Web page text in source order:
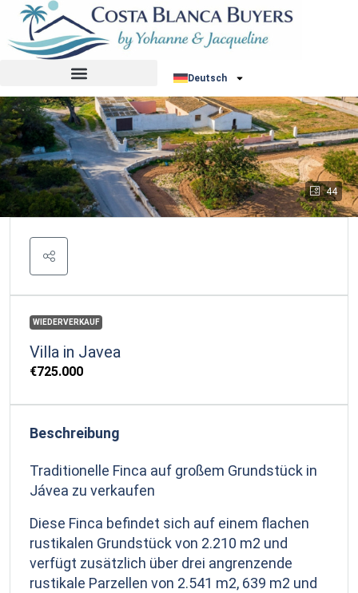
Deutsch
44
WIEDERVERKAUF
Villa in Javea
€725.000
Beschreibung
Traditionelle Finca auf großem Grundstück in
Jávea zu verkaufen
Diese Finca befindet sich auf einem flachen
rustikalen Grundstück von 2.210 m2 und
verfügt zusätzlich über drei angrenzende
rustikale Parzellen von 2.541 m2, 639 m2 und